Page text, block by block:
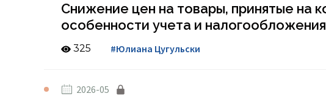
Снижение цен на товары, принятые на
особенности учета и налогообложения
325 #Юлиана Цугульски
2026-05